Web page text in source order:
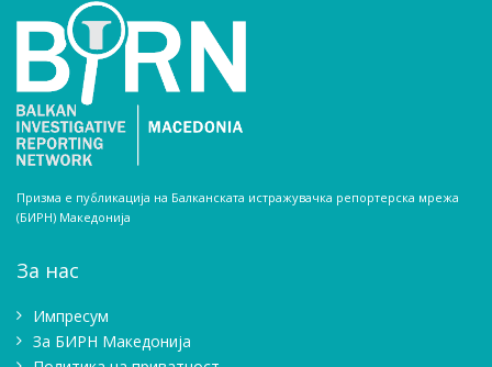
Призма е публикација на Балканската истражувачка репортерска мрежа
(БИРН) Македонија
За нас
Импресум
Зa БИРН Македонија